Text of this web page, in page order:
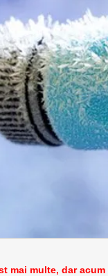
mai multe, dar